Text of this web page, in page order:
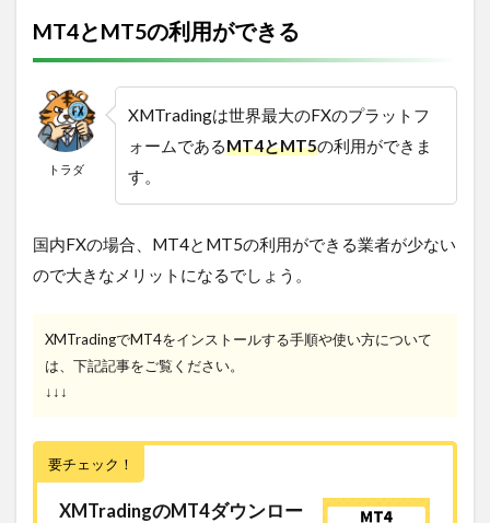
MT4とMT5の利用ができる
トラダ
XMTradingは世界最大のFXのプラットフ
ォームであるMT4とMT5の利用ができま
す。
国内FXの場合、MT4とMT5の利用ができる業者が少ない
ので大きなメリットになるでしょう。
XMTradingでMT4をインストールする手順や使い方について
は、下記記事をご覧ください。
↓↓↓
要チェック！
XMTradingのMT4ダウンロー